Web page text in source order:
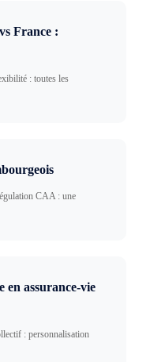
France :
: toutes les
CAA : une
en assurance-vie
: personnalisation